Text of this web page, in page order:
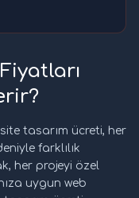
tasarım ücreti, her
farklılık
her projeyi özel
uygun web